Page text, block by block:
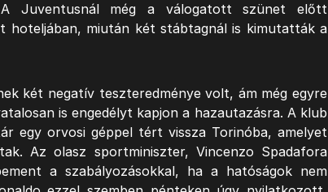
Juventusnál még a válogatott szünet előtt
hoteljában, miután két stábtagnál is kimutatták a
két negatív teszteredménye volt, ám még egyre
is engedélyt kapjon a hazautazásra. A klub
egy orvosi géppel tért vissza Torinóba, amelyet
Az olasz sportminiszter, Vincenzo Spadafora
a szabályozásokkal, ha a hatóságok nem